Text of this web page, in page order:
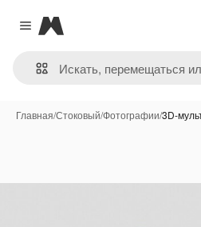
Close menu
Magnific
Главная/Стоковый/Фотографии/3D-